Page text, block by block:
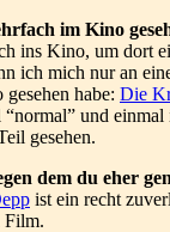
im Kino
ins Kino, um dort
ich mich nur an
habe: Die
und
gesehen.
dem du eher
ist ein recht
Film.